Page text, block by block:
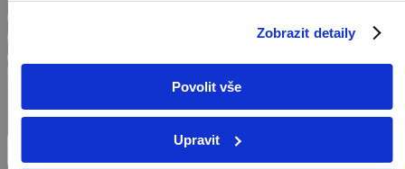
Zobrazit detaily
Povolit vše
Upravit